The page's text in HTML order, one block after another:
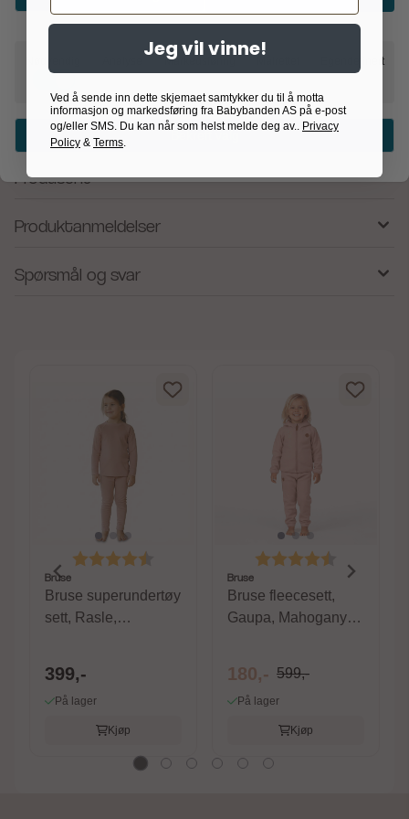
idé å sette et tog med navn på toppen av utstillingen!
Størrelse togvogn ca.: H: 5,4 x L: 6 x B: 4 cm Materiale:
Kryssfinér/Massivt tre og metall Antall deler: 1 Leveres
uinnpakket Vekt inkludert pakking ca.: 0,03 kg Anbefales
for barn fra 12 måneder Overholder europeisk standard
EN71/CE
Produsent
Produktanmeldelser
Spørsmål og svar
Karakter:
Bruse
Bruse superundertøy
sett, Rasle,
399,-
På lager
Kjøp
Karakter:
Bruse
Bruse fleecesett,
Gaupa, Mahogany
180,- 599,-
På lager
Kjøp
Markedsføring Egendefinert
Bekreft valg
Jeg vil vinne!
Ved å sende inn dette skjemaet samtykker du til å motta
informasjon og markedsføring fra Babybanden AS på e-post
og/eller SMS. Du kan når som helst melde deg av.. Privacy
Policy & Terms.